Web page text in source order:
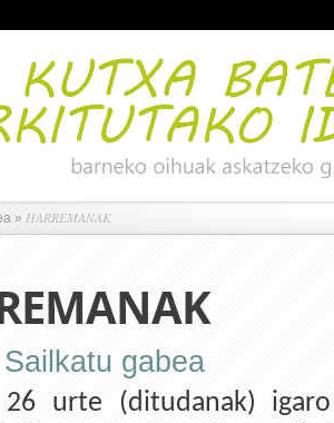
» HARREMANAK
Sailkatu gabea
urte (ditudanak)